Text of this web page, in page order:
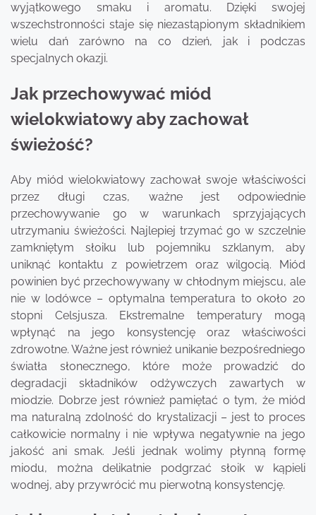
wyjątkowego smaku i aromatu. Dzięki swojej
wszechstronności staje się niezastąpionym składnikiem
wielu dań zarówno na co dzień, jak i podczas
specjalnych okazji.
Jak przechowywać miód
wielokwiatowy aby zachował
świeżość?
Aby miód wielokwiatowy zachował swoje właściwości
przez długi czas, ważne jest odpowiednie
przechowywanie go w warunkach sprzyjających
utrzymaniu świeżości. Najlepiej trzymać go w szczelnie
zamkniętym słoiku lub pojemniku szklanym, aby
uniknąć kontaktu z powietrzem oraz wilgocią. Miód
powinien być przechowywany w chłodnym miejscu, ale
nie w lodówce – optymalna temperatura to około 20
stopni Celsjusza. Ekstremalne temperatury mogą
wpłynąć na jego konsystencję oraz właściwości
zdrowotne. Ważne jest również unikanie bezpośredniego
światła słonecznego, które może prowadzić do
degradacji składników odżywczych zawartych w
miodzie. Dobrze jest również pamiętać o tym, że miód
ma naturalną zdolność do krystalizacji – jest to proces
całkowicie normalny i nie wpływa negatywnie na jego
jakość ani smak. Jeśli jednak wolimy płynną formę
miodu, można delikatnie podgrzać słoik w kąpieli
wodnej, aby przywrócić mu pierwotną konsystencję.